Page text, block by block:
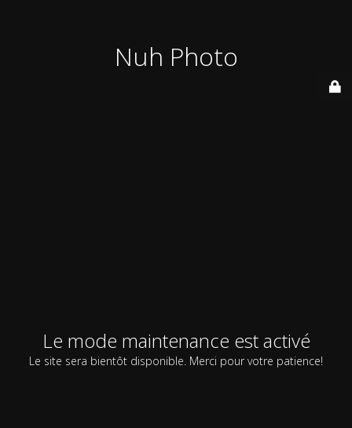
Nuh Photo
Le mode maintenance est activé
Le site sera bientôt disponible. Merci pour votre patience!